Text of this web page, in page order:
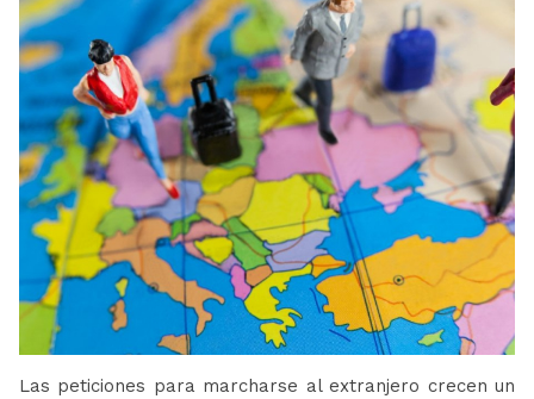
Las peticiones para marcharse al extranjero crecen un